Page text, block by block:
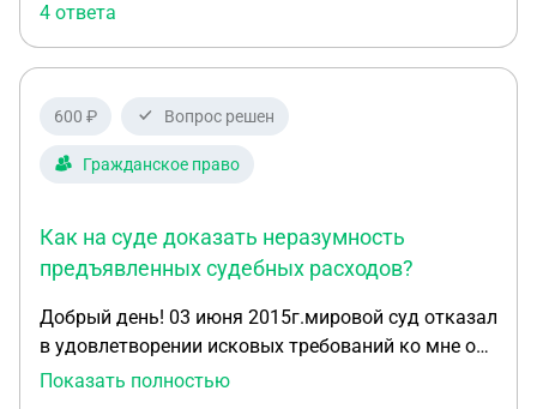
4 ответа
600 ₽ Вопрос решен
Гражданское право
Как на суде доказать неразумность
предъявленных судебных расходов?
Добрый день! 03 июня 2015г.мировой суд отказал
в удовлетворении исковых требований ко мне о
взыскании задолженности в сумме 14479,18 руб.
Показать полностью